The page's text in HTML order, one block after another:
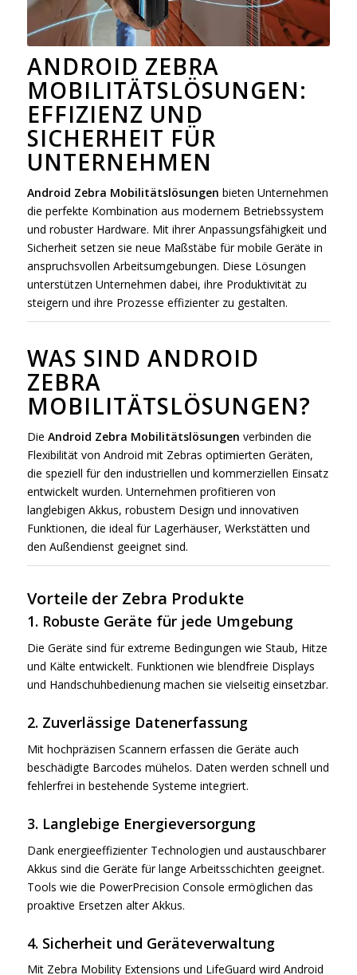
ANDROID ZEBRA
MOBILITÄTSLÖSUNGEN:
EFFIZIENZ UND
SICHERHEIT FÜR
UNTERNEHMEN
Android Zebra Mobilitätslösungen bieten Unternehmen
die perfekte Kombination aus modernem Betriebssystem
und robuster Hardware. Mit ihrer Anpassungsfähigkeit und
Sicherheit setzen sie neue Maßstäbe für mobile Geräte in
anspruchsvollen Arbeitsumgebungen. Diese Lösungen
unterstützen Unternehmen dabei, ihre Produktivität zu
steigern und ihre Prozesse effizienter zu gestalten.
WAS SIND ANDROID
ZEBRA
MOBILITÄTSLÖSUNGEN?
Die Android Zebra Mobilitätslösungen verbinden die
Flexibilität von Android mit Zebras optimierten Geräten,
die speziell für den industriellen und kommerziellen Einsatz
entwickelt wurden. Unternehmen profitieren von
langlebigen Akkus, robustem Design und innovativen
Funktionen, die ideal für Lagerhäuser, Werkstätten und
den Außendienst geeignet sind.
Vorteile der Zebra Produkte
1. Robuste Geräte für jede Umgebung
Die Geräte sind für extreme Bedingungen wie Staub, Hitze
und Kälte entwickelt. Funktionen wie blendfreie Displays
und Handschuhbedienung machen sie vielseitig einsetzbar.
2. Zuverlässige Datenerfassung
Mit hochpräzisen Scannern erfassen die Geräte auch
beschädigte Barcodes mühelos. Daten werden schnell und
fehlerfrei in bestehende Systeme integriert.
3. Langlebige Energieversorgung
Dank energieeffizienter Technologien und austauschbarer
Akkus sind die Geräte für lange Arbeitsschichten geeignet.
Tools wie die PowerPrecision Console ermöglichen das
proaktive Ersetzen alter Akkus.
4. Sicherheit und Geräteverwaltung
Mit Zebra Mobility Extensions und LifeGuard wird Android